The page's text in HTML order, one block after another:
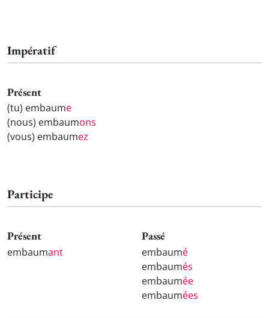
Impératif
Présent
(tu) embaume
(nous) embaumons
(vous) embaumez
Participe
Présent
embaumant
Passé
embaumé
embaumés
embaumée
embaumées